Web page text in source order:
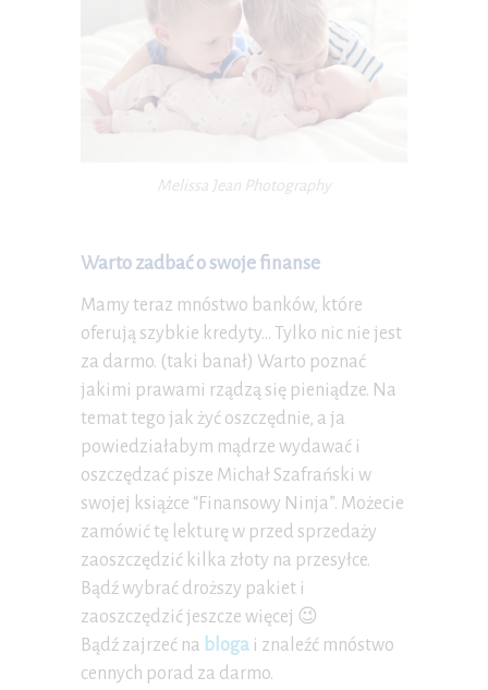
Melissa Jean Photography
Warto zadbać o swoje finanse
Mamy teraz mnóstwo banków, które
oferują szybkie kredyty… Tylko nic nie jest
za darmo. (taki banał) Warto poznać
jakimi prawami rządzą się pieniądze. Na
temat tego jak żyć oszczędnie, a ja
powiedziałabym mądrze wydawać i
oszczędzać pisze Michał Szafrański w
swojej książce “Finansowy Ninja”. Możecie
zamówić tę lekturę w przed sprzedaży
zaoszczędzić kilka złoty na przesyłce.
Bądź wybrać droższy pakiet i
zaoszczędzić jeszcze więcej 😉
Bądź zajrzeć na bloga i znaleźć mnóstwo
cennych porad za darmo.